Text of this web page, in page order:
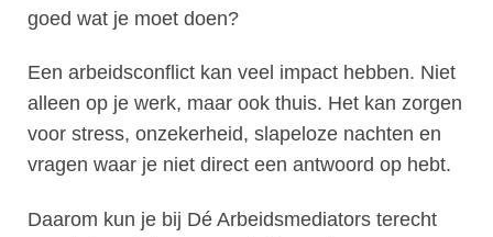
goed wat je moet doen?
Een arbeidsconflict kan veel impact hebben. Niet
alleen op je werk, maar ook thuis. Het kan zorgen
voor stress, onzekerheid, slapeloze nachten en
vragen waar je niet direct een antwoord op hebt.
Daarom kun je bij Dé Arbeidsmediators terecht